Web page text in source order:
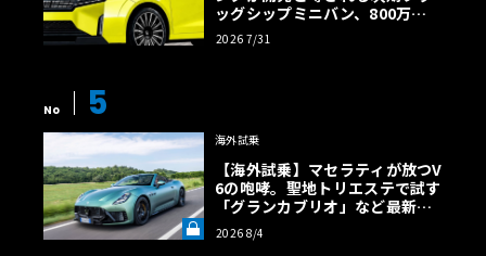
ッグシップミニバン、800万円
超の勝算【予想CG】
2026 7/31
No 5
海外試乗
【海外試乗】マセラティが放つV
6の咆哮。聖地トリエステで試す
「グランカブリオ」など最新ト
ロフェオ3台の官能評価《LE VO
LANT LAB》
2026 8/4